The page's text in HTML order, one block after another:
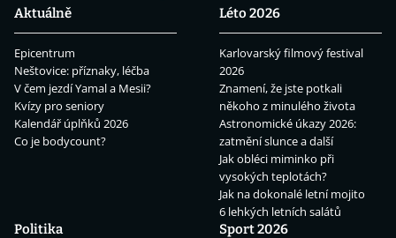
Aktuálně
Epicentrum
Neštovice: příznaky, léčba
V čem jezdí Yamal a Mesii?
Kvízy pro seniory
Kalendář úplňků 2026
Co je bodycount?
Léto 2026
Karlovarský filmový festival
2026
Znamení, že jste potkali
někoho z minulého života
Astronomické úkazy 2026:
zatmění slunce a další
Jak obléci miminko při
vysokých teplotách?
Jak na dokonalé letní mojito
6 lehkých letních salátů
Politika
Sport 2026